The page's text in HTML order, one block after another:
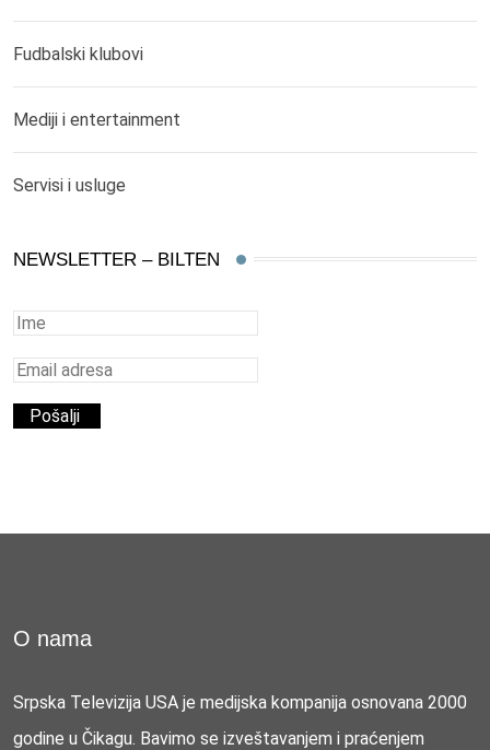
Fudbalski klubovi
Mediji i entertainment
Servisi i usluge
NEWSLETTER – BILTEN
O nama
Srpska Televizija USA je medijska kompanija osnovana 2000
godine u Čikagu. Bavimo se izveštavanjem i praćenjem